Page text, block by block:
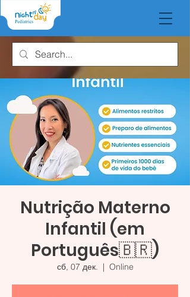
Nutrição Materno
Infantil (em
Português🇧🇷)
сб, 07 дек.
  |
Online